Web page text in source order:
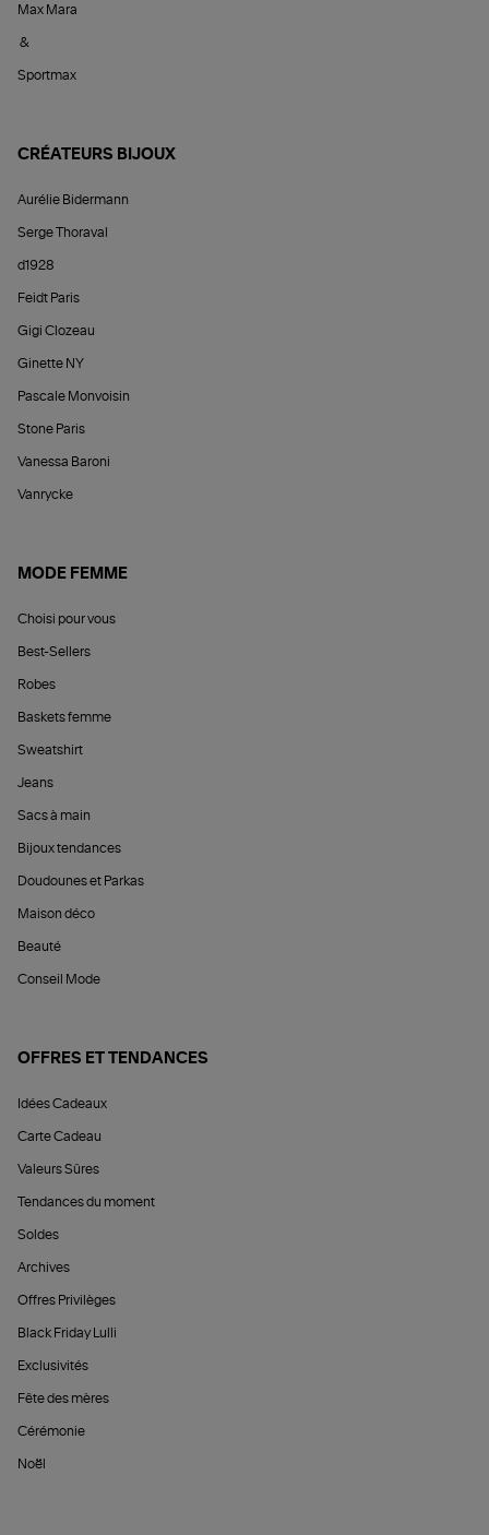
Max Mara
&
Sportmax
CRÉATEURS BIJOUX
Aurélie Bidermann
Serge Thoraval
d1928
Feidt Paris
Gigi Clozeau
Ginette NY
Pascale Monvoisin
Stone Paris
Vanessa Baroni
Vanrycke
MODE FEMME
Choisi pour vous
Best-Sellers
Robes
Baskets femme
Sweatshirt
Jeans
Sacs à main
Bijoux tendances
Doudounes et Parkas
Maison déco
Beauté
Conseil Mode
OFFRES ET TENDANCES
Idées Cadeaux
Carte Cadeau
Valeurs Sûres
Tendances du moment
Soldes
Archives
Offres Privilèges
Black Friday Lulli
Exclusivités
Fête des mères
Cérémonie
Noël